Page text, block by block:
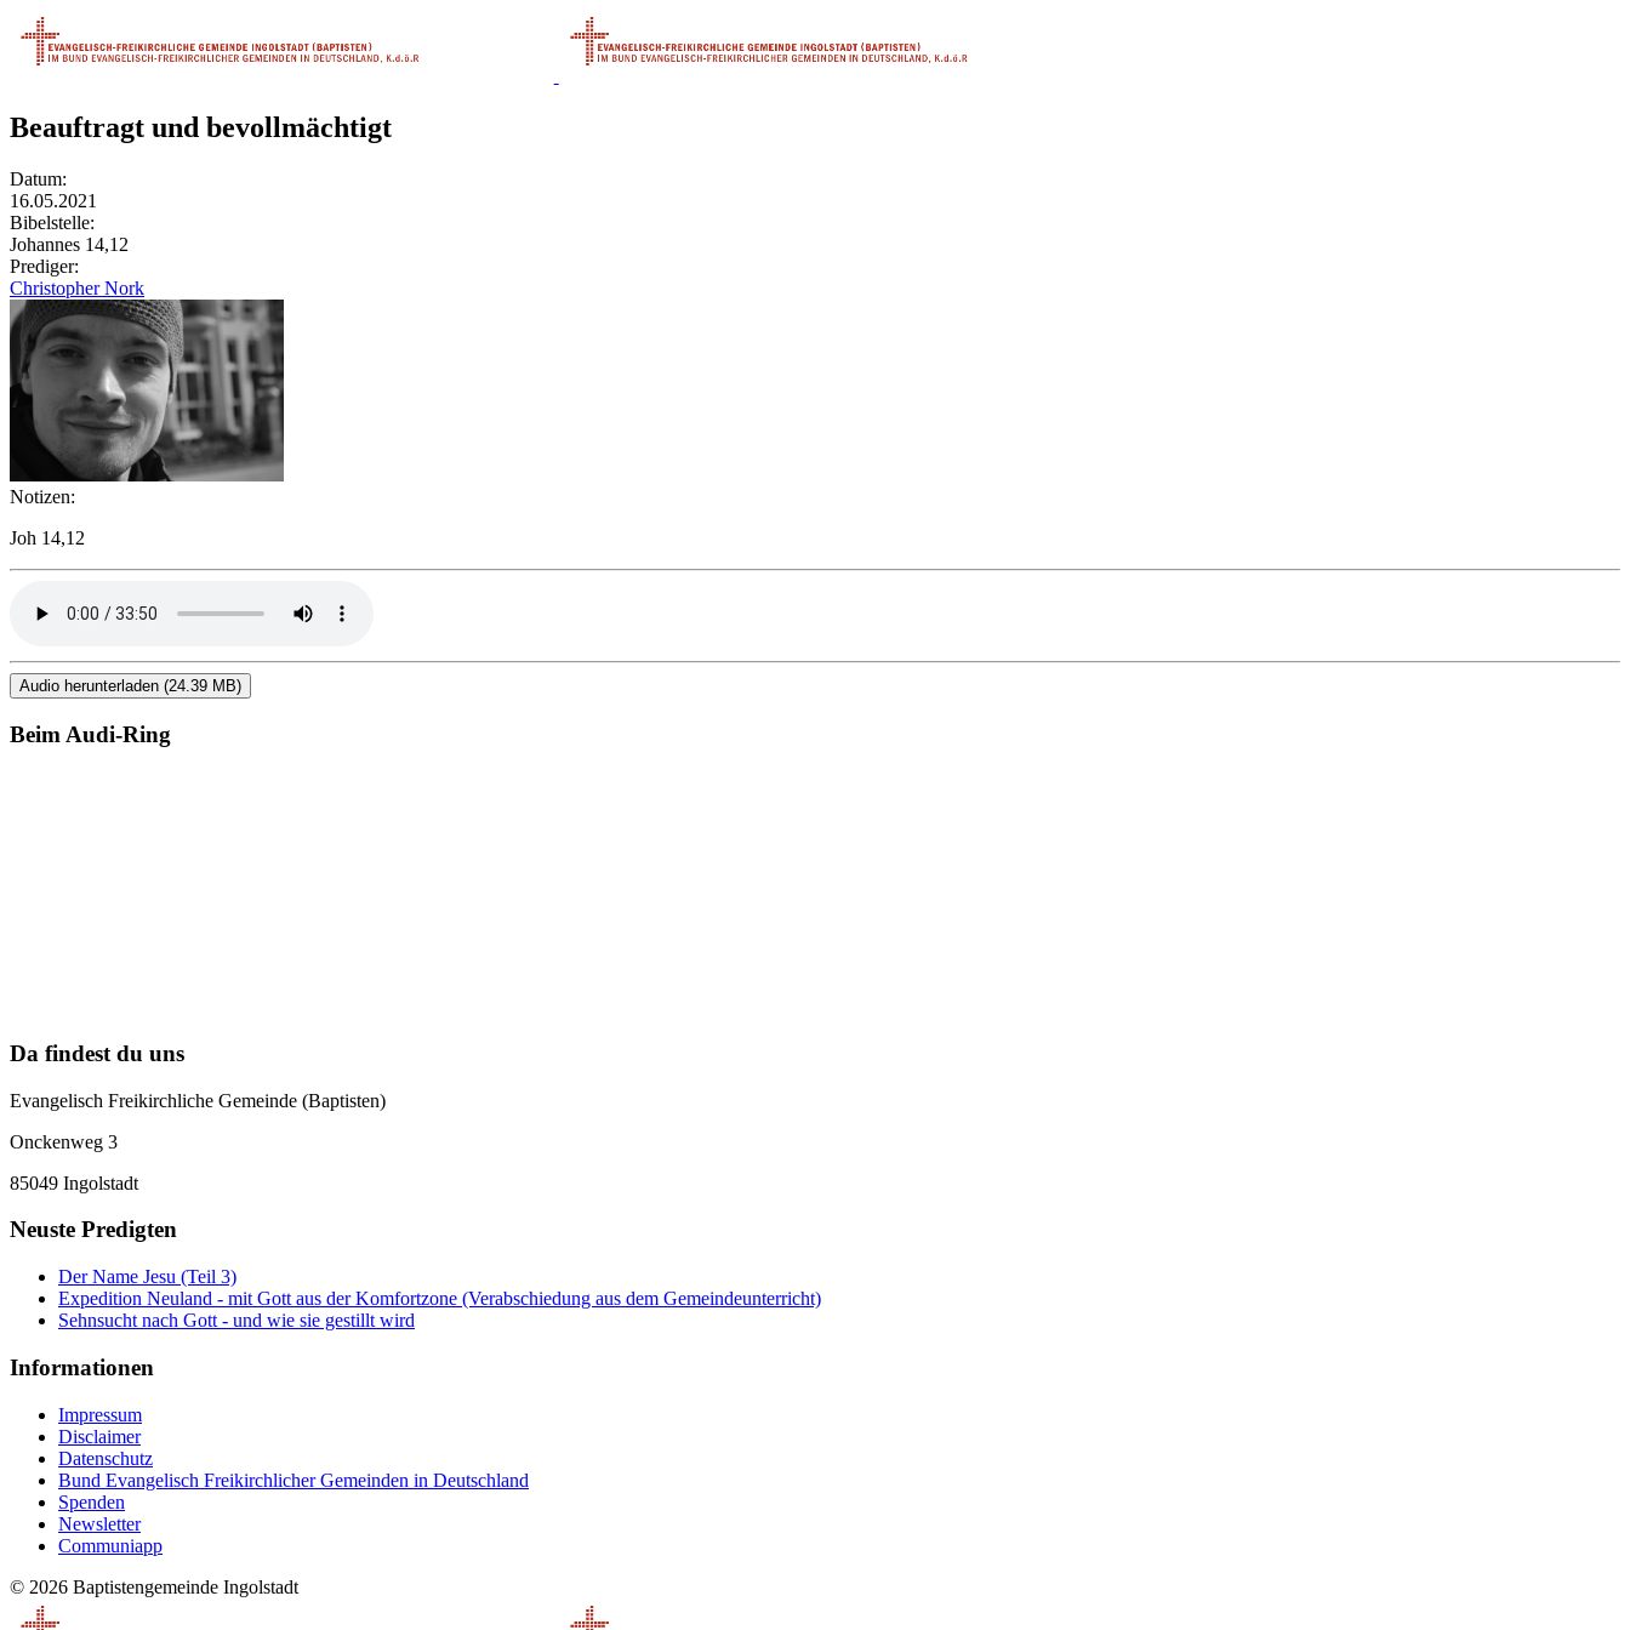
Beauftragt und bevollmächtigt
Datum:
16.05.2021
Bibelstelle:
Johannes 14,12
Prediger:
Christopher Nork
Notizen:
Joh 14,12
Audio herunterladen (24.39 MB)
Beim Audi-Ring
Da findest du uns
Evangelisch Freikirchliche Gemeinde (Baptisten)
Onckenweg 3
85049 Ingolstadt
Neuste Predigten
Der Name Jesu (Teil 3)
Expedition Neuland - mit Gott aus der Komfortzone (Verabschiedung aus dem Gemeindeunterricht)
Sehnsucht nach Gott - und wie sie gestillt wird
Informationen
Impressum
Disclaimer
Datenschutz
Bund Evangelisch Freikirchlicher Gemeinden in Deutschland
Spenden
Newsletter
Communiapp
© 2026 Baptistengemeinde Ingolstadt